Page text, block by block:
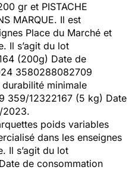
gr et PISTACHE
MARQUE. Il est
Place du Marché et
Il s’agit du lot
(200g) Date de
3580288082709
minimale
359/12322167 (5 kg) Date
2023.
poids variables
dans les enseignes
Il s’agit du lot
de consommation